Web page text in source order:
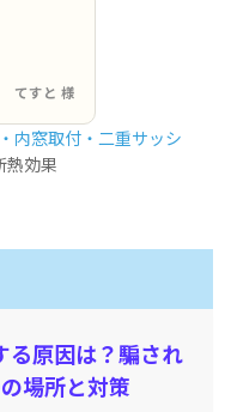
てすと 様
内窓取付・二重サッシ
熱効果
る原因は？騙され
場所と対策